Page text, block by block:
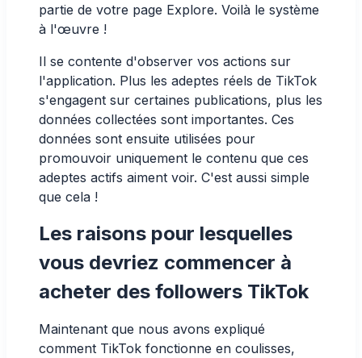
partie de votre page Explore. Voilà le système
à l'œuvre !
Il se contente d'observer vos actions sur
l'application. Plus les adeptes réels de TikTok
s'engagent sur certaines publications, plus les
données collectées sont importantes. Ces
données sont ensuite utilisées pour
promouvoir uniquement le contenu que ces
adeptes actifs aiment voir. C'est aussi simple
que cela !
Les raisons pour lesquelles
vous devriez commencer à
acheter des followers TikTok
Maintenant que nous avons expliqué
comment TikTok fonctionne en coulisses,